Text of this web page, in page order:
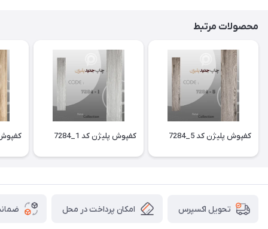
محصولات مرتبط
کفپوش پلیژن کد 5_7284 کفپوش پلیژن کد 1_7284 کفپوش
تحویل اکسپرس امکان پرداخت در محل